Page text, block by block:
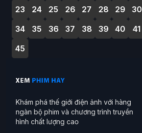
23
24 25 26 27 28 29 30
34
35 36 37 38 39 40 41
45
Khám phá thế giới điện ảnh với hàng
ngàn bộ phim và chương trình truyền
hình chất lượng cao